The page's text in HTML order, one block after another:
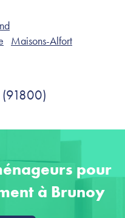
Maisons-Alfort
(91800)
pour
à Brunoy